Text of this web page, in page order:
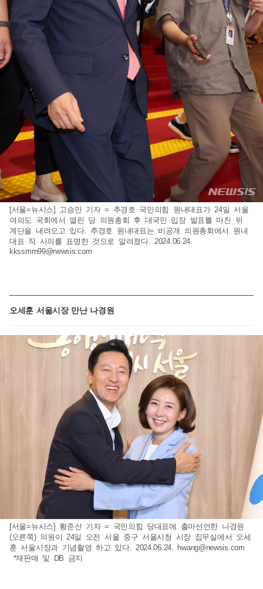
[서울=뉴시스] 고승민 기자 = 추경호 국민의힘 원내대표가 24일 서울
여의도 국회에서 열린 당 의원총회 후 대국민 입장 발표를 마친 뒤
계단을 내려오고 있다. 추경호 원내대표는 비공개 의원총회에서 원내
대표 직 사의를 표명한 것으로 알려졌다. 2024.06.24.
kkssmm99@newsis.com
오세훈 서울시장 만난 나경원
[서울=뉴시스] 황준선 기자 = 국민의힘 당대표에 출마선언한 나경원
(오른쪽) 의원이 24일 오전 서울 중구 서울시청 시장 집무실에서 오세
훈 서울시장과 기념촬영 하고 있다. 2024.06.24. hwang@newsis.com
*재판매 및 DB 금지